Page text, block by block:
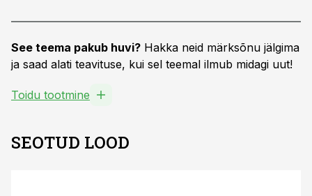
See teema pakub huvi? Hakka neid märksõnu jälgima
ja saad alati teavituse, kui sel teemal ilmub midagi uut!
Toidu tootmine
SEOTUD LOOD